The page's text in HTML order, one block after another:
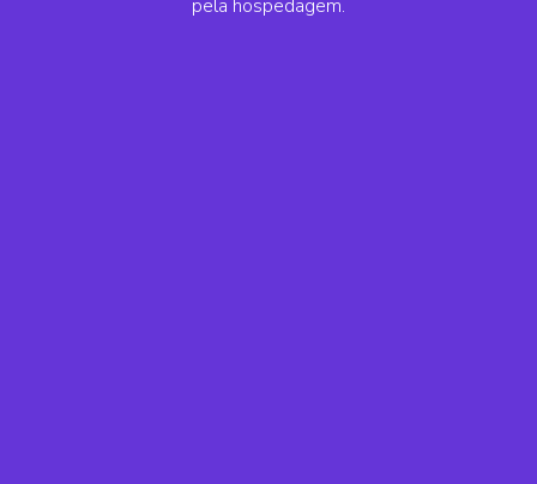
pela hospedagem.